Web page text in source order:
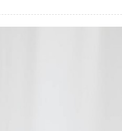
e
Região